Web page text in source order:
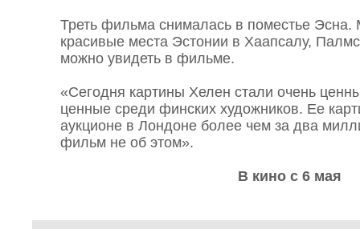
Треть фильма снималась в поместье Эсна.
красивые места Эстонии в Хаапсалу,
можно увидеть в фильме.
«Сегодня картины Хелен стали очень
ценные среди финских художников. Ее
аукционе в Лондоне более чем за два
фильм не об этом».
В кино с 6 мая